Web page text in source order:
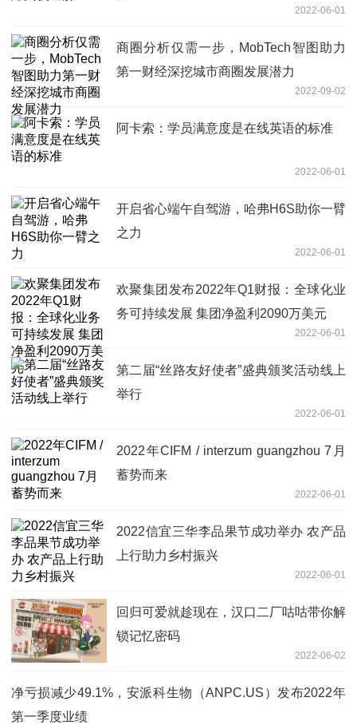
2022-06-01
商圈分析仅需一步，MobTech智图助力
第一财经深挖城市商圈发展潜力
2022-09-02
阿卡索：学员满意度是在线英语的标准
2022-06-01
开启省心端午自驾游，哈弗H6S助你一臂
之力
2022-06-01
欢聚集团发布2022年Q1财报：全球化业
务可持续发展 集团净盈利2090万美元
2022-06-01
第二届“丝路友好使者”盛典颁奖活动线上
举行
2022-06-01
2022年CIFM / interzum guangzhou 7月
蓄势而来
2022-06-01
2022信宜三华李品果节成功举办 农产品
上行助力乡村振兴
2022-06-01
回归可爱就趁现在，汉口二厂咕咕带你解
锁记忆密码
2022-06-02
净亏损减少49.1%，安派科生物（ANPC.US）发布2022年
第一季度业绩